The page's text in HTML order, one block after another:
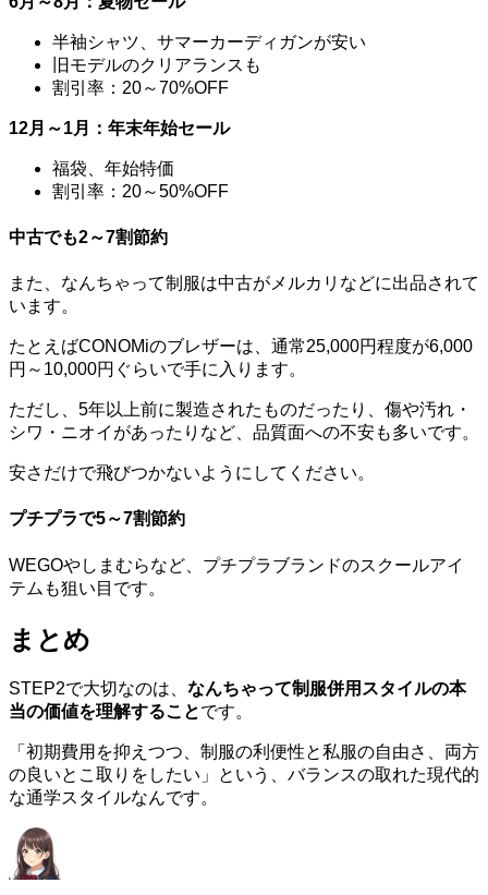
半袖シャツ、サマーカーディガンが安い
旧モデルのクリアランスも
割引率：20～70%OFF
12月～1月：年末年始セール
福袋、年始特価
割引率：20～50%OFF
中古でも2～7割節約
また、なんちゃって制服は中古がメルカリなどに出品されて
います。
たとえばCONOMiのブレザーは、通常25,000円程度が6,000
円～10,000円ぐらいで手に入ります。
ただし、5年以上前に製造されたものだったり、傷や汚れ・
シワ・ニオイがあったりなど、品質面への不安も多いです。
安さだけで飛びつかないようにしてください。
プチプラで5～7割節約
WEGOやしまむらなど、プチプラブランドのスクールアイ
テムも狙い目です。
まとめ
STEP2で大切なのは、 なんちゃって制服併用スタイルの本
当の価値を理解することです。
「初期費用を抑えつつ、制服の利便性と私服の自由さ、両方
の良いとこ取りをしたい」という、バランスの取れた現代的
な通学スタイルなんです。